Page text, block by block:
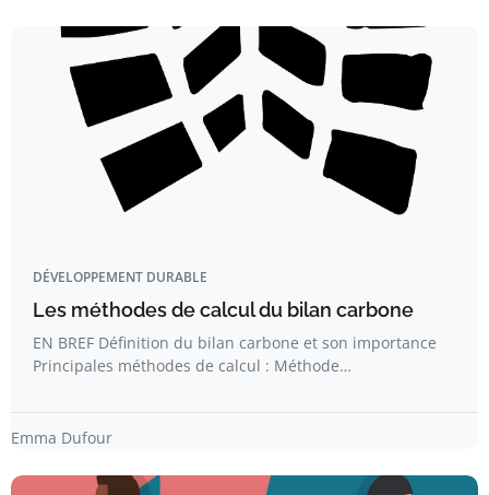
DÉVELOPPEMENT DURABLE
Les méthodes de calcul du bilan carbone
EN BREF Définition du bilan carbone et son importance
Principales méthodes de calcul : Méthode…
Emma Dufour